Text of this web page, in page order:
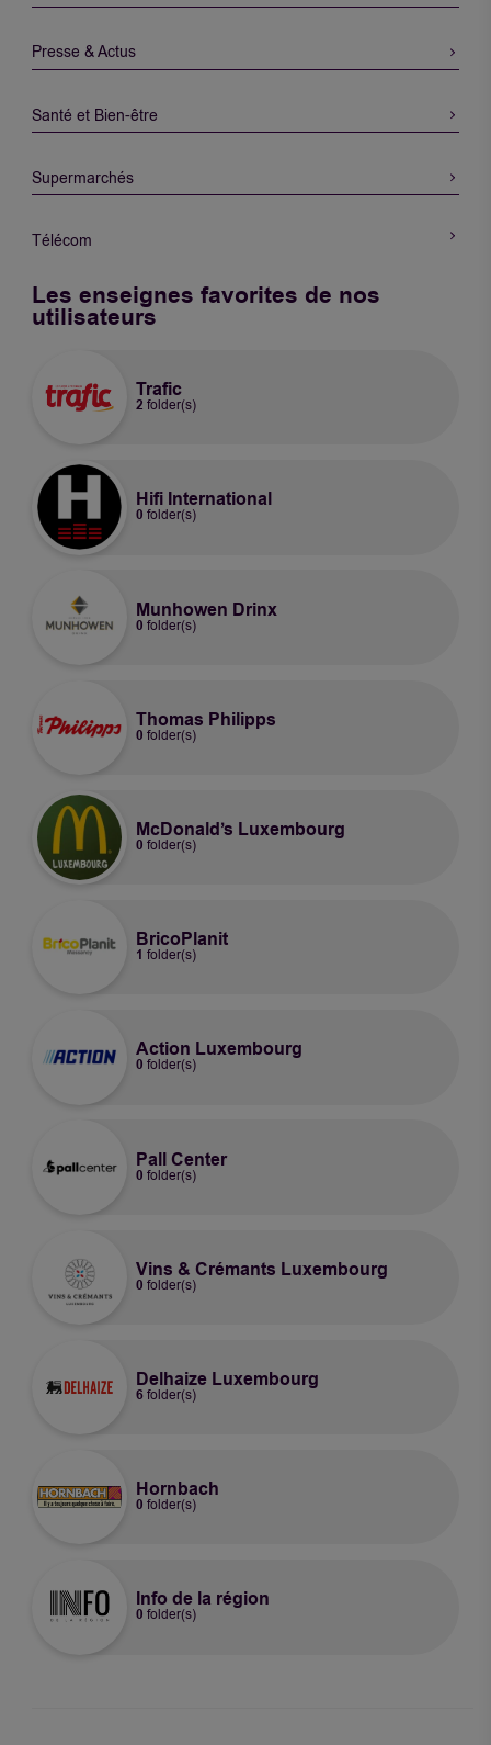
Presse & Actus
Santé et Bien-être
Supermarchés
Télécom
Les enseignes favorites de nos
utilisateurs
Trafic
2 folder(s)
Hifi International
0 folder(s)
Munhowen Drinx
0 folder(s)
Thomas Philipps
0 folder(s)
McDonald’s Luxembourg
0 folder(s)
BricoPlanit
1 folder(s)
Action Luxembourg
0 folder(s)
Pall Center
0 folder(s)
Vins & Crémants Luxembourg
0 folder(s)
Delhaize Luxembourg
6 folder(s)
Hornbach
0 folder(s)
Info de la région
0 folder(s)